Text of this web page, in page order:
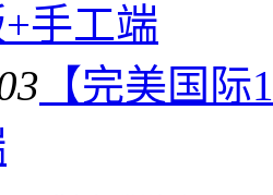
手工端
【完美国